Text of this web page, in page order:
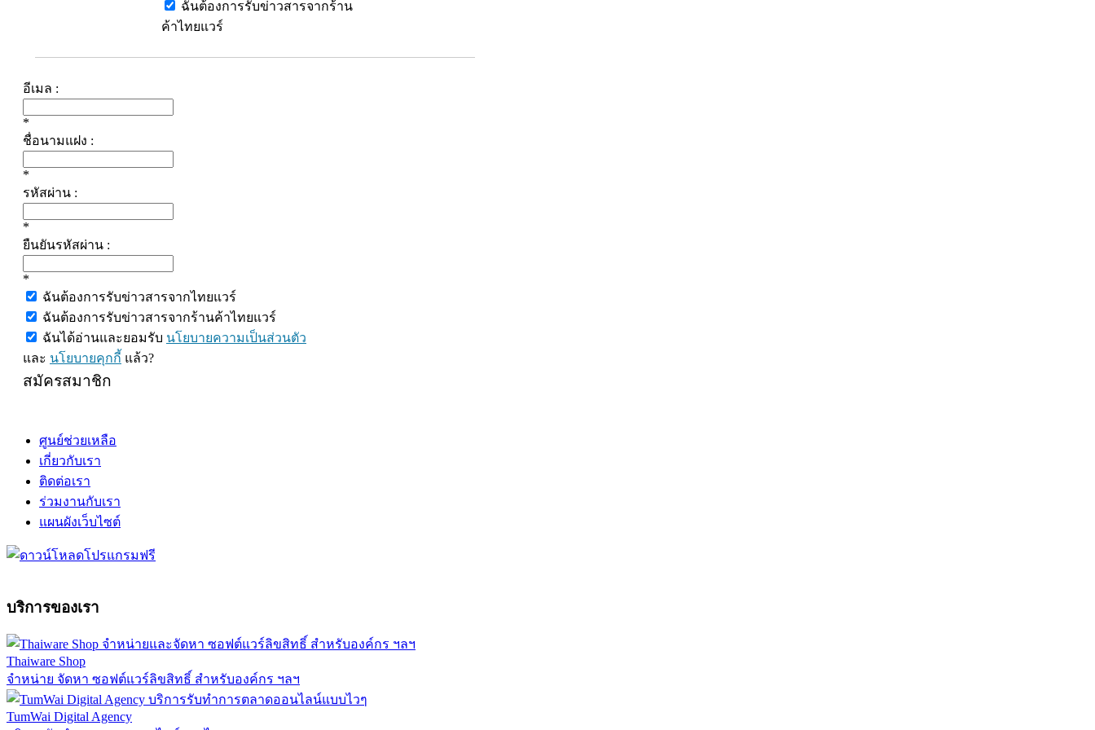
ฉันต้องการรับข่าวสารจากร้าน
ค้าไทยแวร์
อีเมล :
*
ชื่อนามแฝง :
*
รหัสผ่าน :
*
ยืนยันรหัสผ่าน :
*
ฉันต้องการรับข่าวสารจากไทยแวร์
ฉันต้องการรับข่าวสารจากร้านค้าไทยแวร์
ฉันได้อ่านและยอมรับ นโยบายความเป็นส่วนตัว
และ นโยบายคุกกี้ แล้ว?
สมัครสมาชิก
ศูนย์ช่วยเหลือ
เกี่ยวกับเรา
ติดต่อเรา
ร่วมงานกับเรา
แผนผังเว็บไซต์
บริการของเรา
Thaiware Shop
จำหน่าย จัดหา ซอฟต์แวร์ลิขสิทธิ์ สำหรับองค์กร ฯลฯ
TumWai Digital Agency